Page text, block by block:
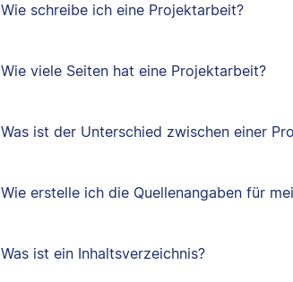
Wie schreibe ich eine Projektarbeit?
Wie viele Seiten hat eine Projektarbeit?
Was ist der Unterschied zwischen einer
Wie erstelle ich die Quellenangaben für
Was ist ein Inhaltsverzeichnis?